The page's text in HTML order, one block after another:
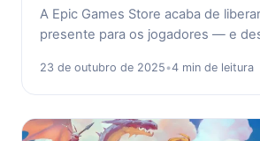
A Epic Games Store acaba de
presente para os jogadores — e
23 de outubro de 2025•4 min de leitura